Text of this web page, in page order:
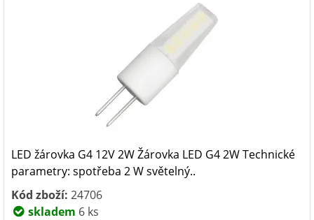
LED žárovka G4 12V 2W Žárovka LED G4 2W Technické
parametry: spotřeba 2 W světelný..
Kód zboží: 24706
skladem 6 ks